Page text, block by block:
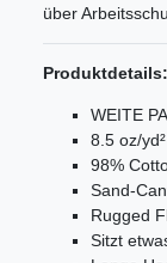
über
Produktdetails:
WEITE
8.5 oz/
98%
Sand-
Rugged
Sitzt